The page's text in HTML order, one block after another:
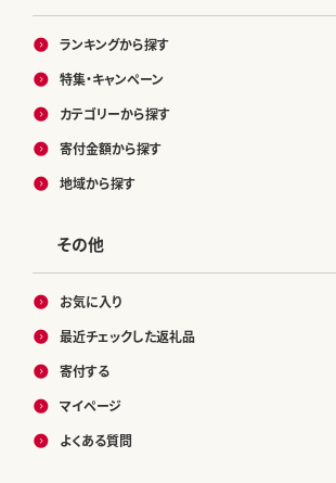
ランキングから探す
特集・キャンペーン
カテゴリーから探す
寄付金額から探す
地域から探す
その他
お気に入り
最近チェックした返礼品
寄付する
マイページ
よくある質問